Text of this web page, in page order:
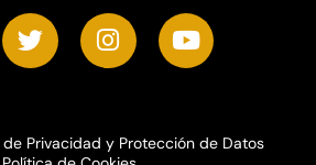
T
w
i
e
I
n
s
g
Y
o
u
b
de Privacidad y Protección de Datos